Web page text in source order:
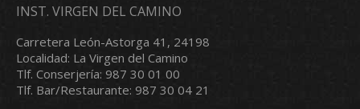
INST. VIRGEN DEL CAMINO
Carretera León-Astorga 41, 24198
Localidad: La Virgen del Camino
Tlf. Conserjería: 987 30 01 00
Tlf. Bar/Restaurante: 987 30 04 21